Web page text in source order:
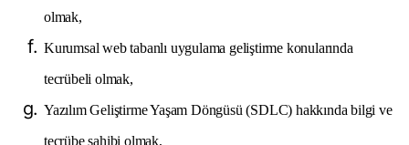
olmak,
Kurumsal web tabanlı uygulama geliştirme konularında
tecrübeli olmak,
Yazılım Geliştirme Yaşam Döngüsü (SDLC) hakkında bilgi ve
tecrübe sahibi olmak,